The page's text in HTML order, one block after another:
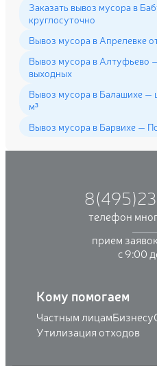
Заказать вывоз мусора в
круглосуточно
Вывоз мусора в Апрелевке
Вывоз мусора в Алтуфьево
выходных
Вывоз мусора в Балашихе —
м³
Вывоз мусора в Барвихе —
телефон
прием
с 9:00
Кому помогаем
Частным лицамБизнесу
Утилизация отходов